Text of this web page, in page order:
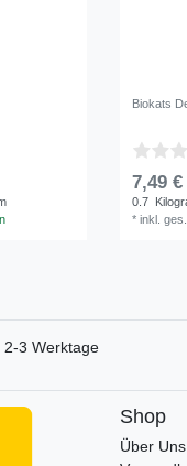
Biokats
7,49 €
0.7
*inkl.
2-3 Werktage
Shop
Über Uns